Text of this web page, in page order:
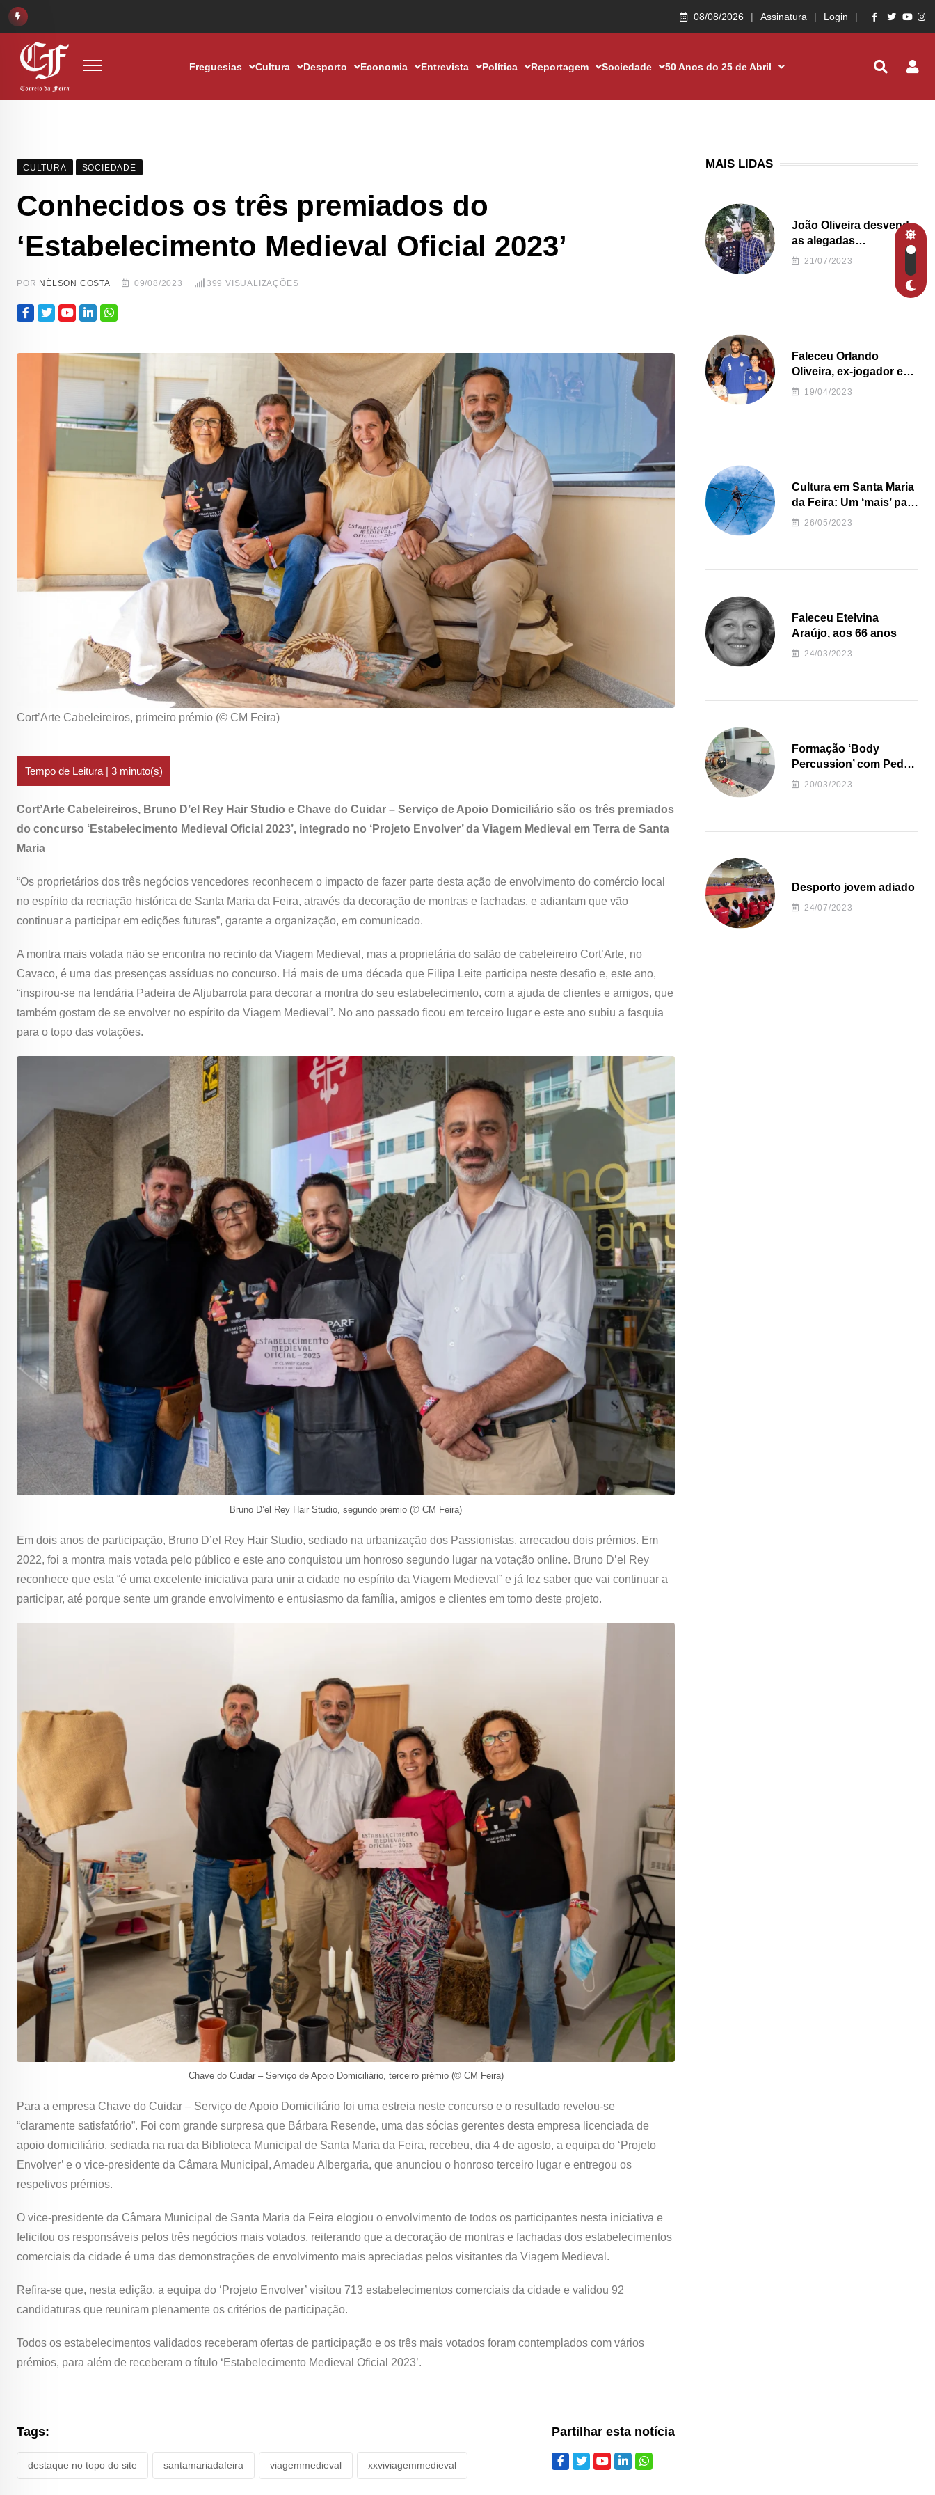
08/08/2026 Assinatura Login
Freguesias Cultura Desporto Economia Entrevista Política Reportagem Sociedade 50 Anos do 25 de Abril
CULTURA SOCIEDADE
Conhecidos os três premiados do
‘Estabelecimento Medieval Oficial 2023’
POR NÉLSON COSTA 09/08/2023 399 VISUALIZAÇÕES
Cort’Arte Cabeleireiros, primeiro prémio (© CM Feira)
Cort’Arte Cabeleireiros, Bruno D’el Rey Hair Studio e Chave do Cuidar – Serviço de Apoio Domiciliário são os três premiados
do concurso ‘Estabelecimento Medieval Oficial 2023’, integrado no ‘Projeto Envolver’ da Viagem Medieval em Terra de Santa
Maria
“Os proprietários dos três negócios vencedores reconhecem o impacto de fazer parte desta ação de envolvimento do comércio local
no espírito da recriação histórica de Santa Maria da Feira, através da decoração de montras e fachadas, e adiantam que vão
continuar a participar em edições futuras”, garante a organização, em comunicado.
A montra mais votada não se encontra no recinto da Viagem Medieval, mas a proprietária do salão de cabeleireiro Cort’Arte, no
Cavaco, é uma das presenças assíduas no concurso. Há mais de uma década que Filipa Leite participa neste desafio e, este ano,
“inspirou-se na lendária Padeira de Aljubarrota para decorar a montra do seu estabelecimento, com a ajuda de clientes e amigos, que
também gostam de se envolver no espírito da Viagem Medieval”. No ano passado ficou em terceiro lugar e este ano subiu a fasquia
para o topo das votações.
Bruno D’el Rey Hair Studio, segundo prémio (© CM Feira)
Em dois anos de participação, Bruno D’el Rey Hair Studio, sediado na urbanização dos Passionistas, arrecadou dois prémios. Em
2022, foi a montra mais votada pelo público e este ano conquistou um honroso segundo lugar na votação online. Bruno D’el Rey
reconhece que esta “é uma excelente iniciativa para unir a cidade no espírito da Viagem Medieval” e já fez saber que vai continuar a
participar, até porque sente um grande envolvimento e entusiasmo da família, amigos e clientes em torno deste projeto.
Chave do Cuidar – Serviço de Apoio Domiciliário, terceiro prémio (© CM Feira)
Para a empresa Chave do Cuidar – Serviço de Apoio Domiciliário foi uma estreia neste concurso e o resultado revelou-se
“claramente satisfatório”. Foi com grande surpresa que Bárbara Resende, uma das sócias gerentes desta empresa licenciada de
apoio domiciliário, sediada na rua da Biblioteca Municipal de Santa Maria da Feira, recebeu, dia 4 de agosto, a equipa do ‘Projeto
Envolver’ e o vice-presidente da Câmara Municipal, Amadeu Albergaria, que anunciou o honroso terceiro lugar e entregou os
respetivos prémios.
O vice-presidente da Câmara Municipal de Santa Maria da Feira elogiou o envolvimento de todos os participantes nesta iniciativa e
felicitou os responsáveis pelos três negócios mais votados, reiterando que a decoração de montras e fachadas dos estabelecimentos
comerciais da cidade é uma das demonstrações de envolvimento mais apreciadas pelos visitantes da Viagem Medieval.
Refira-se que, nesta edição, a equipa do ‘Projeto Envolver’ visitou 713 estabelecimentos comerciais da cidade e validou 92
candidaturas que reuniram plenamente os critérios de participação.
Todos os estabelecimentos validados receberam ofertas de participação e os três mais votados foram contemplados com vários
prémios, para além de receberam o título ‘Estabelecimento Medieval Oficial 2023’.
Tags:
destaque no topo do site santamariadafeira viagemmedieval xxviviagemmedieval
Partilhar esta notícia
MAIS LIDAS
João Oliveira desvenda
as alegadas
irregularidades da
Junta de Freguesia S.
21/07/2023
Faleceu Orlando
Oliveira, ex-jogador e
treinador da formação
19/04/2023
Cultura em Santa Maria
da Feira: Um ‘mais’ para
o Concelho
26/05/2023
Faleceu Etelvina
Araújo, aos 66 anos
24/03/2023
Formação ‘Body
Percussion’ com Pedro
Almeida
20/03/2023
Desporto jovem adiado
24/07/2023